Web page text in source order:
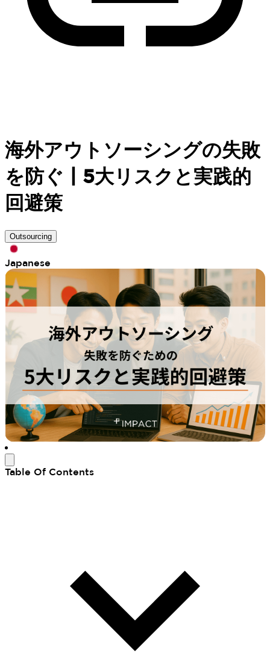
海外アウトソーシングの失敗
を防ぐ | 5大リスクと実践的
回避策
Outsourcing
Japanese
Table Of Contents